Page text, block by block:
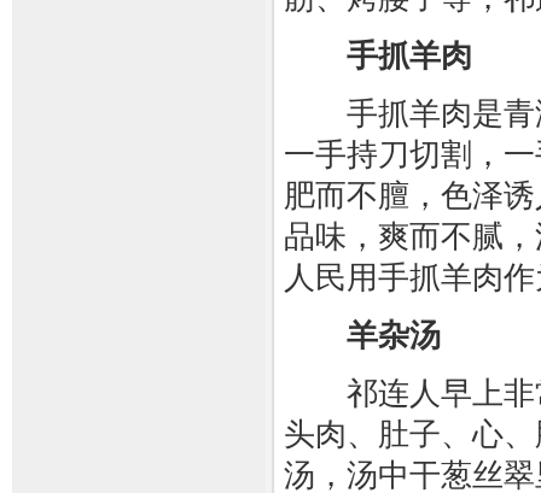
手抓羊肉
手抓羊肉是青
一手持刀切割，
肥而不膻，色泽
品味，爽而不腻
人民用手抓羊肉
羊杂汤
祁连人早上非
头肉、肚子、心
汤，汤中干葱丝